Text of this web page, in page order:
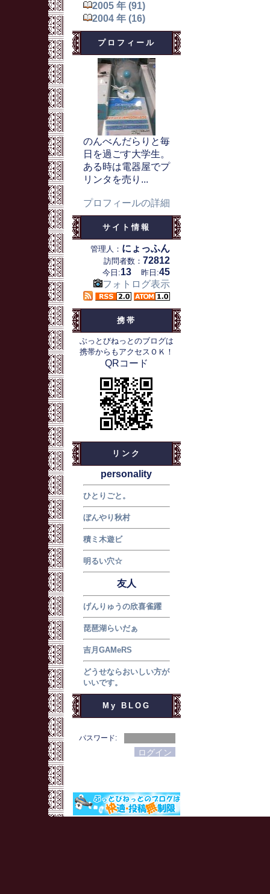
2005 年 (91)
2004 年 (16)
プロフィール
のんべんだらりと毎
日を過ごす大学生。
ある時は電器屋でプ
リンタを売り...
プロフィールの詳細
サイト情報
管理人： にょっふん
訪問者数： 72812
今日:13 昨日:45
フォトログ表示
携帯
ぶっとびねっとのブログは
携帯からもアクセスＯＫ！
QRコード
リンク
personality
ひとりごと。
ぼんやり秋村
積ミ木遊ビ
明るい穴☆
友人
げんりゅうの欣喜雀躍
琵琶湖らいだぁ
吉月GAMeRS
どうせならおいしい方が
いいです。
My BLOG
パスワード: